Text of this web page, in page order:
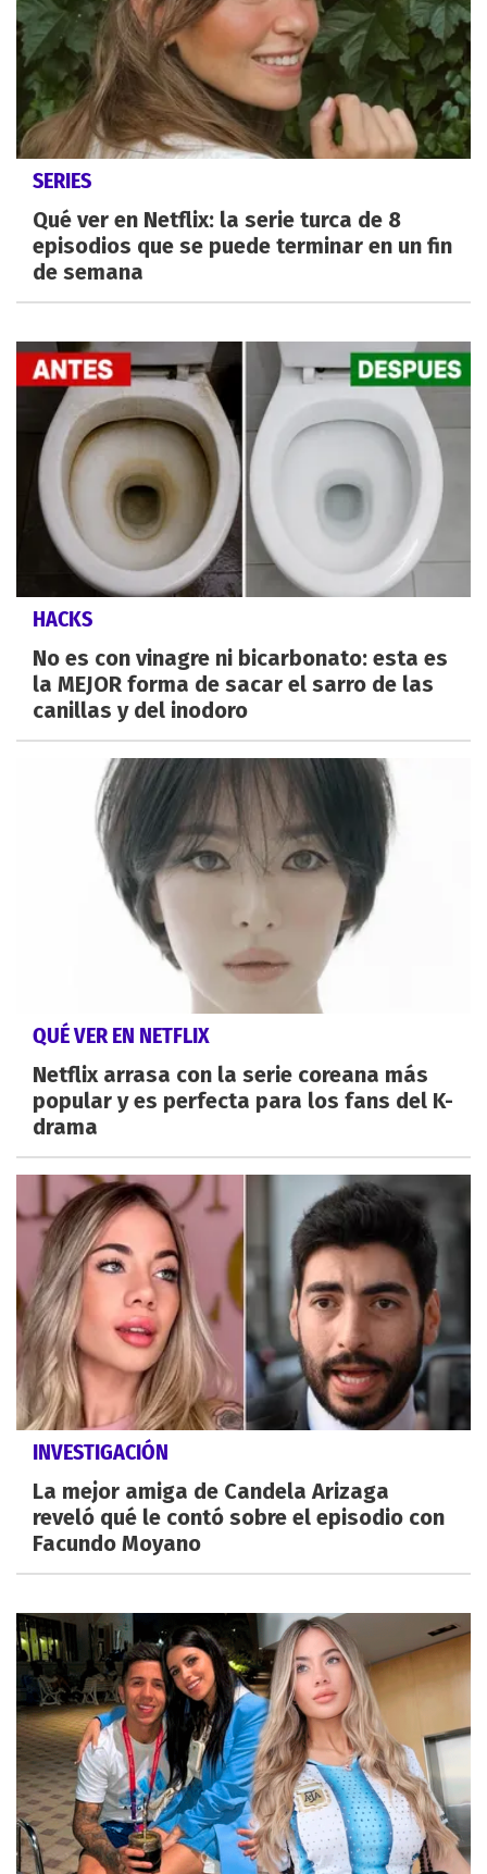
SERIES
Qué ver en Netflix: la serie turca de 8
episodios que se puede terminar en un fin
de semana
HACKS
No es con vinagre ni bicarbonato: esta es
la MEJOR forma de sacar el sarro de las
canillas y del inodoro
QUÉ VER EN NETFLIX
Netflix arrasa con la serie coreana más
popular y es perfecta para los fans del K-
drama
INVESTIGACIÓN
La mejor amiga de Candela Arizaga
reveló qué le contó sobre el episodio con
Facundo Moyano